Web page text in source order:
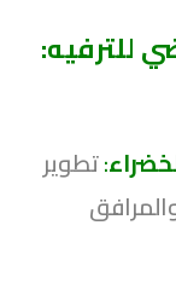
للترفيه:
:تطوير